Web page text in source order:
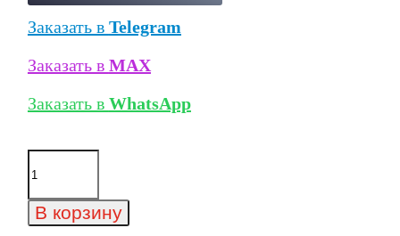
Заказать в Telegram
Заказать в MAX
Заказать в WhatsApp
Количество
товара
плитка
Roben
В корзину